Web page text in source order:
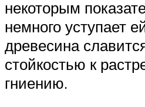
некоторым
немного уступает
древесина
стойкостью к
гниению.